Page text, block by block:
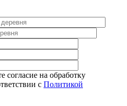
согласие на обработку
c Политикой